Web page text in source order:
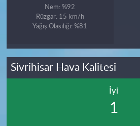
Nem: %92
Rüzgar: 15 km/h
Yağış Olasılığı: %81
Sivrihisar Hava Kalitesi
İyi
1